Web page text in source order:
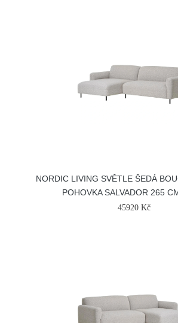
NORDIC LIVING SVĚTLE ŠEDÁ
POHOVKA SALVADOR 265
45920 Kč